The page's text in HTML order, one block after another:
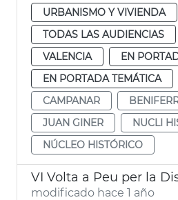
URBANISMO Y VIVIENDA
TODAS LAS AUDIENCIAS
VALENCIA
EN
EN PORTADA TEMÁTICA
CAMPANAR
JUAN GINER
NUCLI
NÚCLEO HISTÓRICO
modificado hace 1 año